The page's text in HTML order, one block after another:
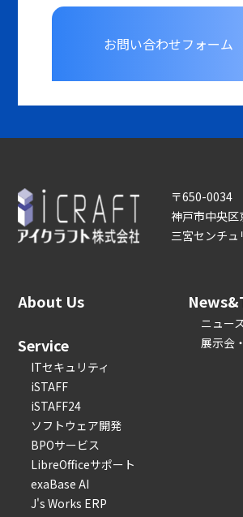
お問い合わせフォーム
〒650-0034
神戸市中央区
三宮センチ
About Us
Service
ITセキュリティ
iSTAFF
iSTAFF24
ソフトウェア開発
BPOサービス
LibreOfficeサポート
exaBase AI
J's Works ERP
ニュー
展示会